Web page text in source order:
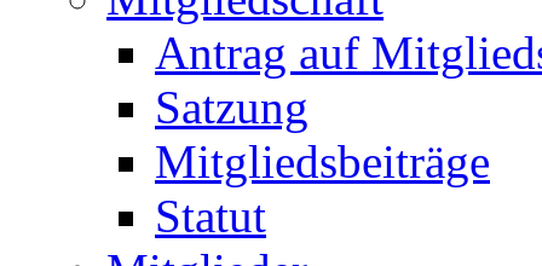
Antrag auf
Satzung
Mitgliedsbeiträge
Statut